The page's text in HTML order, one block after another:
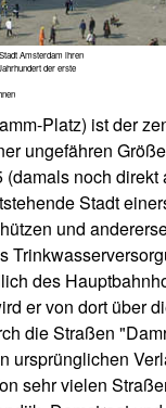
Amsterdam ihren
der erste
Platz) ist der
ungefähren
noch direkt
Stadt
und
des
er von dort über
die Straßen
ursprünglichen
sehr vielen